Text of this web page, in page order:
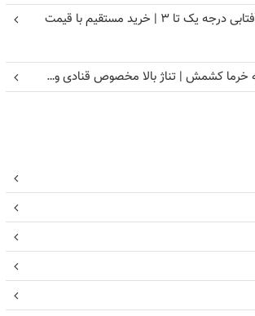
فروش انواع کشمش آفتابی درجه یک تا ۳ | خرید مستقیم با قیمت
خرما کشمش | تناژ بالا مخصوص قنادی و…